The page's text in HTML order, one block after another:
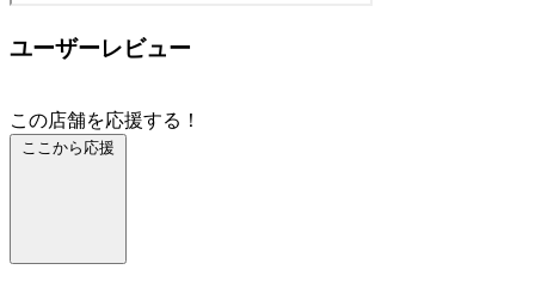
ユーザーレビュー
この店舗を応援する！
ここから応援